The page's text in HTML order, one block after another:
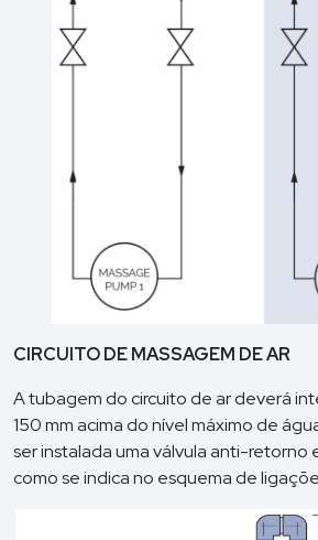
CIRCUITO DE MASSAGEM DE AR
A tubagem do circuito de ar deverá
150 mm acima do nível máximo de
ser instalada uma válvula anti-retorno
como se indica no esquema de